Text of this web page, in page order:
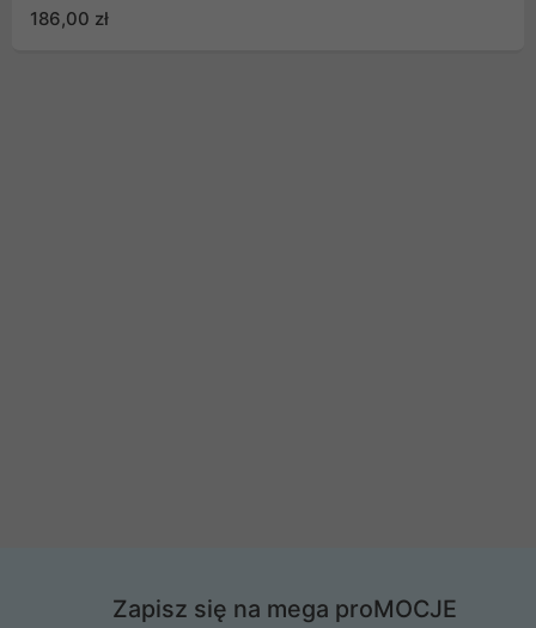
186,00 zł
Zapisz się na mega proMOCJE